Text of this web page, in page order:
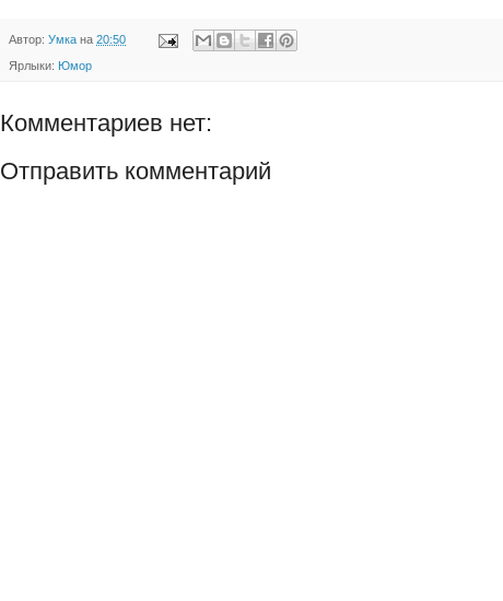
Автор: Умка на 20:50
Ярлыки: Юмор
Комментариев нет:
Отправить комментарий